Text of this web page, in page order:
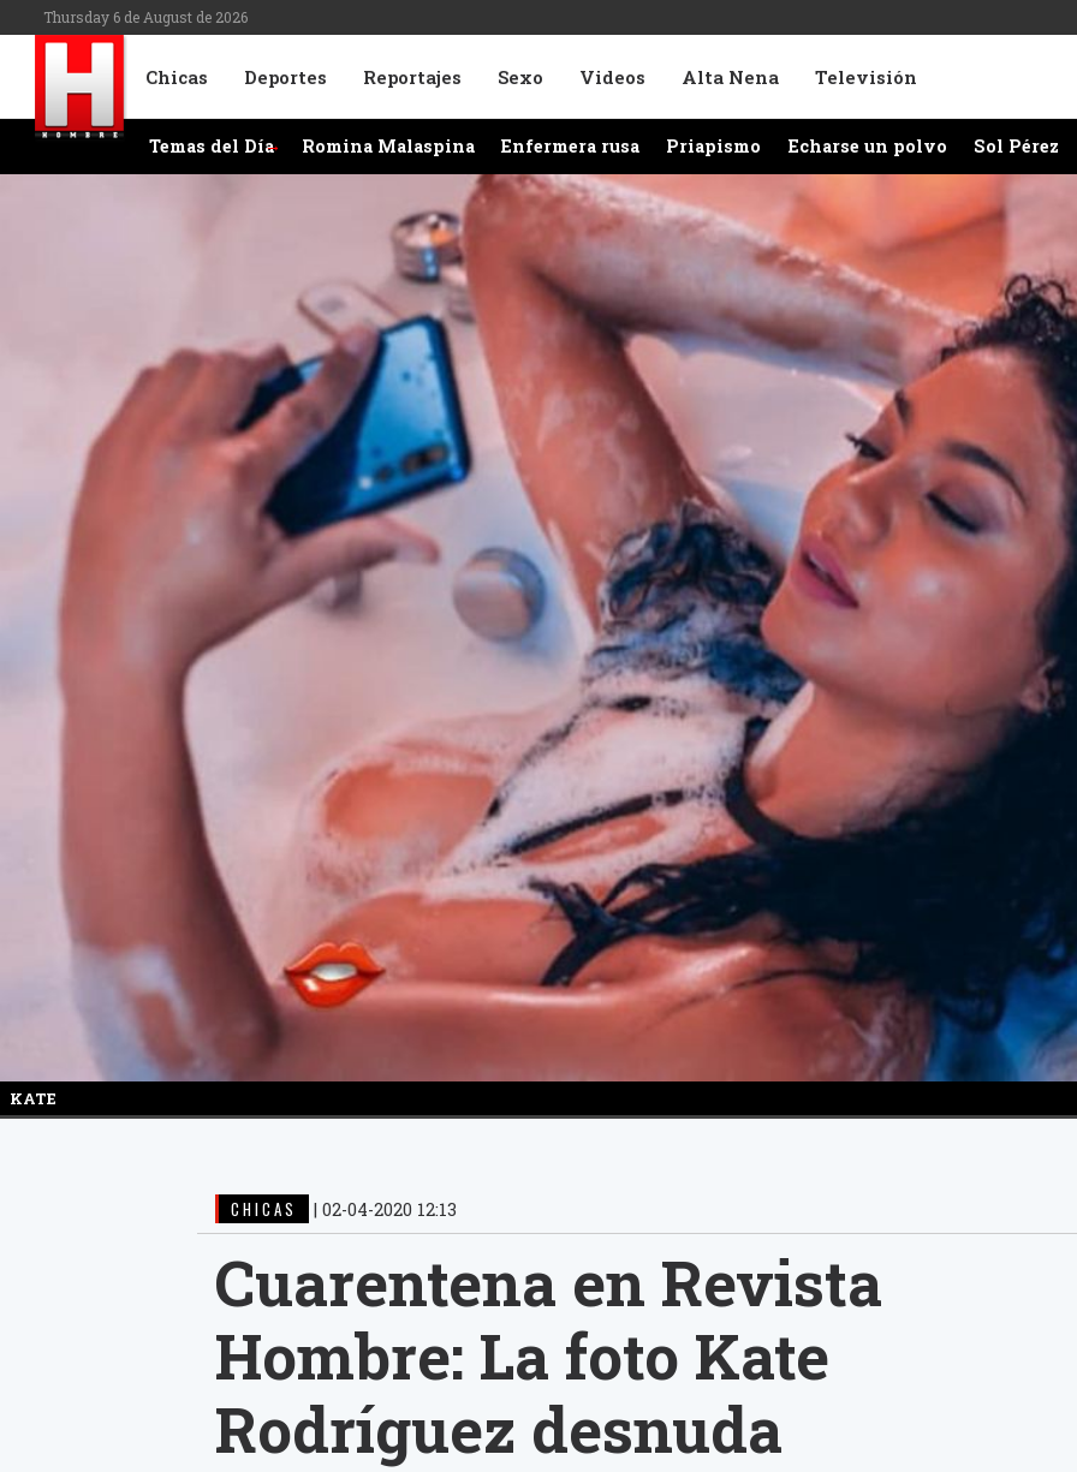
Thursday 6 de August de 2026
Chicas Deportes Reportajes Sexo Videos Alta Nena Televisión
Temas del Día Romina Malaspina Enfermera rusa Priapismo Echarse un polvo Sol Pérez
KATE
CHICAS | 02-04-2020 12:13
Cuarentena en Revista
Hombre: La foto Kate
Rodríguez desnuda